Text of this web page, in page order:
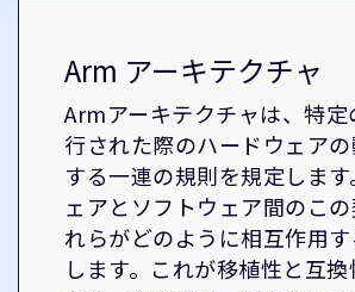
Arm アーキテクチャ
Armアーキテクチャは、特定
行された際のハードウェア
する一連の規則を規定しま
ェアとソフトウェア間のこ
れらがどのように相互作用
します。これが移植性と互